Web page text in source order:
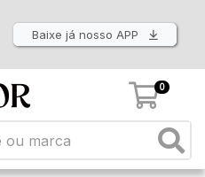
Baixe já nosso APP
0